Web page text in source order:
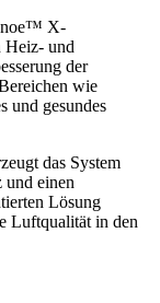
X-
Heiz- und
der
wie
und gesundes
das System
und einen
Lösung
Luftqualität in den